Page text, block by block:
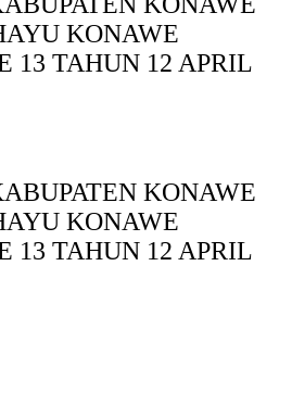
KONAWE
13 TAHUN 12 APRIL
KONAWE
KONAWE
13 TAHUN 12 APRIL